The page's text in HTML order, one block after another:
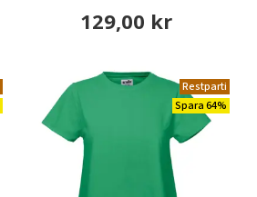
129,00 kr
Restparti
Spara 64%